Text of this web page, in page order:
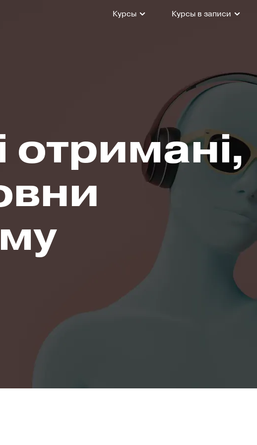
Курсы Курсы в записи
отримані,